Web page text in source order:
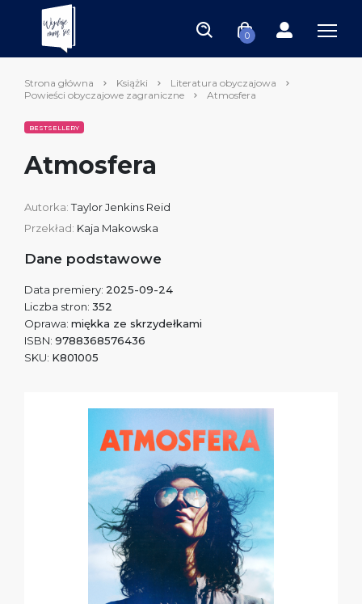
0
Strona główna Książki
Literatura obyczajowa
Powieści obyczajowe zagraniczne
Atmosfera
BESTSELLERY
Atmosfera
Autorka:Taylor Jenkins Reid
Przekład: Kaja Makowska
Dane podstawowe
Data premiery: 2025-09-24
Liczba stron: 352
Oprawa: miękka ze skrzydełkami
ISBN: 9788368576436
SKU: K801005